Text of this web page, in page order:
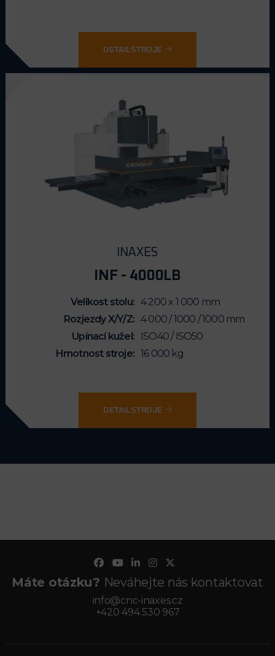
DETAIL STROJE
INAXES
INF - 4000LB
Velikost stolu
4 200 x 1 000 mm
Rozjezdy X/Y/Z
4 000 / 1000 / 1000 mm
Upínací kužel
ISO40 / ISO50
Hmotnost stroje
16 000 kg
DETAIL STROJE
Máte otázku? Neváhejte nás kontaktovat
info@cnc-inaxes.cz
+420 494 530 967